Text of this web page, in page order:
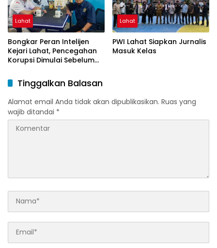
Lahat
Bongkar Peran Intelijen
Kejari Lahat, Pencegahan
Korupsi Dimulai Sebelum
Lahat
PWI Lahat Siapkan Jurnalis
Masuk Kelas
Tinggalkan Balasan
Alamat email Anda tidak akan dipublikasikan. Ruas yang
wajib ditandai *